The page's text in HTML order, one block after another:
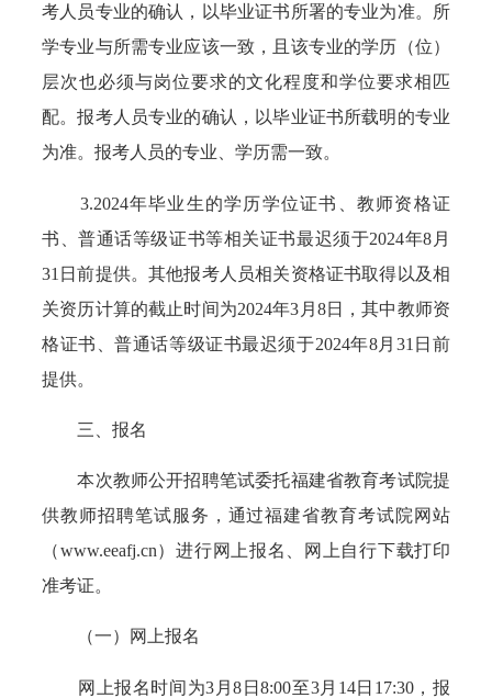
考人员专业的确认，以毕业证书所署的专业为准。所
学专业与所需专业应该一致，且该专业的学历（位）
层次也必须与岗位要求的文化程度和学位要求相匹
配。报考人员专业的确认，以毕业证书所载明的专业
为准。报考人员的专业、学历需一致。
3.2024年毕业生的学历学位证书、教师资格证
书、普通话等级证书等相关证书最迟须于2024年8月
31日前提供。其他报考人员相关资格证书取得以及相
关资历计算的截止时间为2024年3月8日，其中教师资
格证书、普通话等级证书最迟须于2024年8月31日前
提供。
三、报名
本次教师公开招聘笔试委托福建省教育考试院提
供教师招聘笔试服务，通过福建省教育考试院网站
（www.eeafj.cn）进行网上报名、网上自行下载打印
准考证。
（一）网上报名
网上报名时间为3月8日8:00至3月14日17:30，报